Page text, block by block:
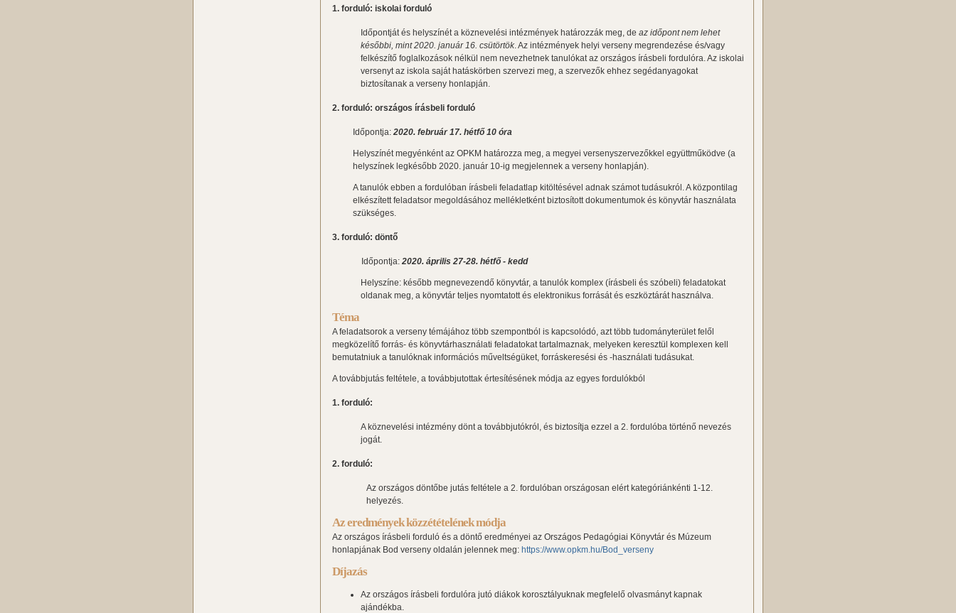
1. forduló: iskolai forduló
Időpontját és helyszínét a köznevelési intézmények határozzák meg, deaz időpont nem lehet
későbbi, mint 2020. január 16. csütörtök. Az intézmények helyi verseny megrendezése és/vagy
felkészítő foglalkozások nélkül nem nevezhetnek tanulókat az országos írásbeli fordulóra. Az iskolai
versenyt az iskola saját hatáskörben szervezi meg, a szervezők ehhez segédanyagokat
biztosítanak a verseny honlapján.
2. forduló: országos írásbeli forduló
Időpontja: 2020. február 17. hétfő 10 óra
Helyszínét megyénként az OPKM határozza meg, a megyei versenyszervezőkkel együttműködve (a
helyszínek legkésőbb 2020. január 10-ig megjelennek a verseny honlapján).
A tanulók ebben a fordulóban írásbeli feladatlap kitöltésével adnak számot tudásukról. A központilag
elkészített feladatsor megoldásához mellékletként biztosított dokumentumok és könyvtár használata
szükséges.
3. forduló: döntő
Időpontja: 2020. április 27-28. hétfő - kedd
Helyszíne: később megnevezendő könyvtár, a tanulók komplex (írásbeli és szóbeli) feladatokat
oldanak meg, a könyvtár teljes nyomtatott és elektronikus forrását és eszköztárát használva.
Téma
A feladatsorok a verseny témájához több szempontból is kapcsolódó, azt több tudományterület felől
megközelítő forrás- és könyvtárhasználati feladatokat tartalmaznak, melyeken keresztül komplexen kell
bemutatniuk a tanulóknak információs műveltségüket, forráskeresési és -használati tudásukat.
A továbbjutás feltétele, a továbbjutottak értesítésének módja az egyes fordulókból
1. forduló:
A köznevelési intézmény dönt a továbbjutókról, és biztosítja ezzel a 2. fordulóba történő nevezés
jogát.
2. forduló:
Az országos döntőbe jutás feltétele a 2. fordulóban országosan elért kategóriánkénti 1-12.
helyezés.
Az eredmények közzétételének módja
Az országos írásbeli forduló és a döntő eredményei az Országos Pedagógiai Könyvtár és Múzeum
honlapjának Bod verseny oldalán jelennek meg:https://www.opkm.hu/Bod_verseny
Díjazás
Az országos írásbeli fordulóra jutó diákok korosztályuknak megfelelő olvasmányt kapnak
ajándékba.